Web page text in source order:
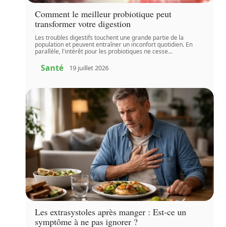
Comment le meilleur probiotique peut
transformer votre digestion
Les troubles digestifs touchent une grande partie de la
population et peuvent entraîner un inconfort quotidien. En
parallèle, l'intérêt pour les probiotiques ne cesse…
Santé 19 juillet 2026
Les extrasystoles après manger : Est-ce un
symptôme à ne pas ignorer ?